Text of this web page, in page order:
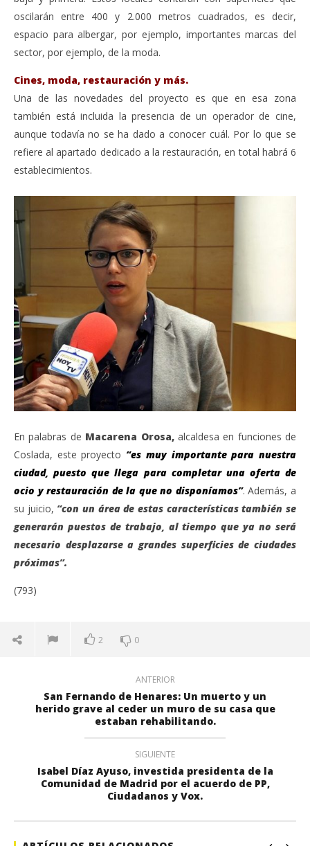
oscilarán entre 400 y 2.000 metros cuadrados, es decir,
espacio para albergar, por ejemplo, importantes marcas del
sector, por ejemplo, de la moda.
Cines, moda, restauración y más.
Una de las novedades del proyecto es que en esa zona
también está incluida la presencia de un operador de cine,
aunque todavía no se ha dado a conocer cuál. Por lo que se
refiere al apartado dedicado a la restauración, en total habrá 6
establecimientos.
En palabras de Macarena Orosa,alcaldesa en funciones de
Coslada, este proyecto “es muy importante para nuestra
ciudad, puesto que llega para completar una oferta de
ocio y restauración de la que no disponíamos”. Además, a
su juicio, “con un área de estas características también se
generarán puestos de trabajo, al tiempo que ya no será
necesario desplazarse a grandes superficies de ciudades
próximas”.
(793)
2 0
ANTERIOR
San Fernando de Henares: Un muerto y un
herido grave al ceder un muro de su casa que
estaban rehabilitando.
SIGUIENTE
Isabel Díaz Ayuso, investida presidenta de la
Comunidad de Madrid por el acuerdo de PP,
Ciudadanos y Vox.